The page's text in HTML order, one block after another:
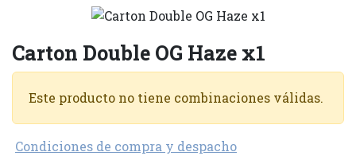
Carton Double OG Haze x1
Este producto no tiene combinaciones válidas.
Condiciones de compra y despacho